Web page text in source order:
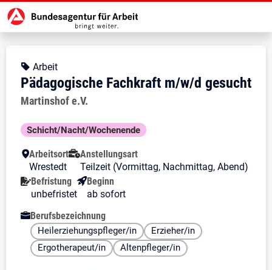
Zur Jobsuche Startseite
Stellendetails zu: Pädagogische
Pädagogische Fachkraft m/
Pädagogische Fachkraft m/w/d
Kopfbereich
Angebotsart:
Arbeit
Pädagogische Fachkraft m/w/d gesucht
Arbeitgeber:
Martinshof e.V.
Besondere Merkmale
Schicht/Nacht/Wochenende
Arbeitsort
Wrestedt
Anstellungsart
Teilzeit (Vormittag, Nachmittag, Abend)
Befristung
unbefristet
Beginn
ab sofort
Berufsbezeichnung
Heilerziehungspfleger/in
Erzieher/in
Ergotherapeut/in
Altenpfleger/in